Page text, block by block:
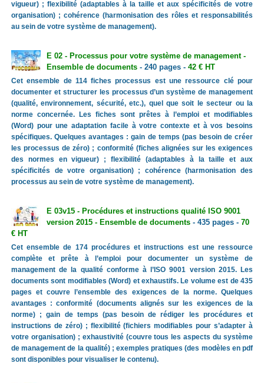
vigueur) ; flexibilité (adaptables à la taille et aux spécificités de votre
organisation) ; cohérence (harmonisation des rôles et responsabilités
au sein de votre système de management).
E 02 - Processus pour votre système de management -
Ensemble de documents- 240 pages - 42 € HT
Cet ensemble de 114 fiches processus est une ressource clé pour
documenter et structurer les processus d’un système de management
(qualité, environnement, sécurité, etc.), quel que soit le secteur ou la
norme concernée. Les fiches sont prêtes à l’emploi et modifiables
(Word) pour une adaptation facile à votre contexte et à vos besoins
spécifiques. Quelques avantages : gain de temps (pas besoin de créer
les processus de zéro) ; conformité (fiches alignées sur les exigences
des normes en vigueur) ; flexibilité (adaptables à la taille et aux
spécificités de votre organisation) ; cohérence (harmonisation des
processus au sein de votre système de management).
E 03v15 - Procédures et instructions qualité ISO 9001
version 2015 - Ensemble de documents- 435 pages - 70
€ HT
Cet ensemble de 174 procédures et instructions est une ressource
complète et prête à l’emploi pour documenter un système de
management de la qualité conforme à l’ISO 9001 version 2015. Les
documents sont modifiables (Word) et exhaustifs. Le volume est de 435
pages et couvre l’ensemble des exigences de la norme. Quelques
avantages : conformité (documents alignés sur les exigences de la
norme) ; gain de temps (pas besoin de rédiger les procédures et
instructions de zéro) ; flexibilité (fichiers modifiables pour s’adapter à
votre organisation) ; exhaustivité (couvre tous les aspects du système
de management de la qualité) ; exemples pratiques (des modèles en pdf
sont disponibles pour visualiser le contenu).